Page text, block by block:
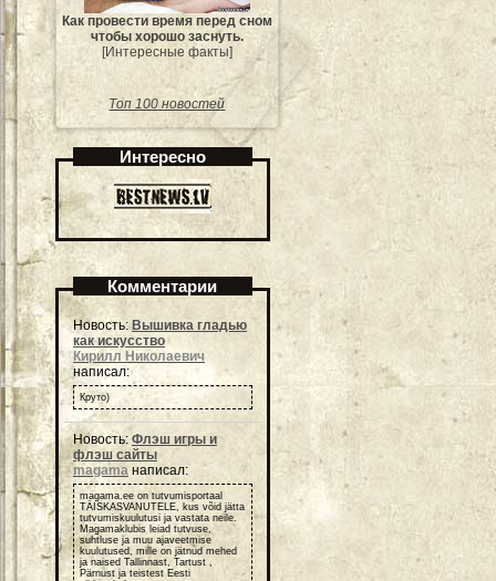
Как провести время перед сном
чтобы хорошо заснуть.
[Интересные факты]
Топ 100 новостей
Интересно
Комментарии
Новость: Вышивка гладью
как искусство
Кирилл Николаевич
написал:
Круто)
Новость:Флэш игры и
флэш сайты
magama написал:
magama.ee on tutvumisportaal
TÄISKASVANUTELE, kus võid jätta
tutvumiskuulutusi ja vastata neile.
Magamaklubis leiad tutvuse,
suhtluse ja muu ajaveetmise
kuulutused, mille on jätnud mehed
ja naised Tallinnast, Tartust ,
Pärnust ja teistest Eesti